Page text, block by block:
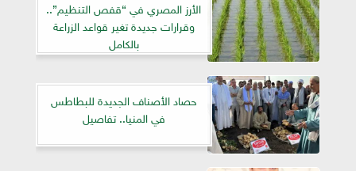
الأرز المصري في “قفص التنظيم”..
وقرارات جديدة تغير قواعد الزراعة
بالكامل
حصاد الأصناف الجديدة للبطاطس
في المنيا.. تفاصيل